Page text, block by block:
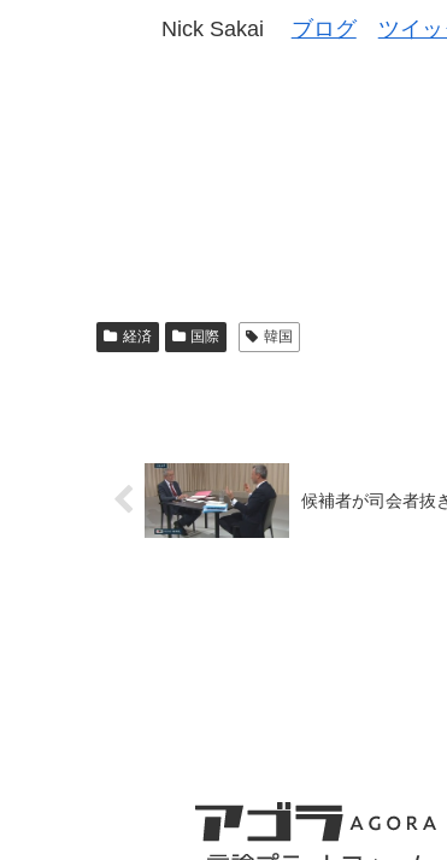
Nick Sakai ブログ ツイ
経済 国際 韓国
候補者が司会者抜